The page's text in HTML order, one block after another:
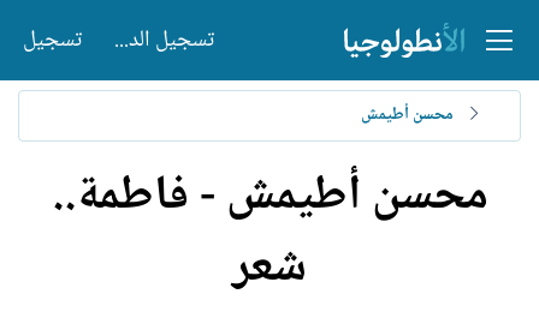
تسجيل الدخول تسجيل
محسن أطيمش
محسن أطيمش - فاطمة..
شعر